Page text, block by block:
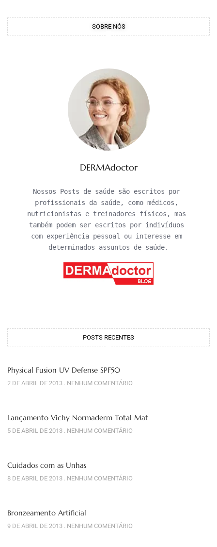
SOBRE NÓS
DERMAdoctor
Nossos Posts de saúde são escritos por
profissionais da saúde, como médicos,
nutricionistas e treinadores físicos, mas
também podem ser escritos por indivíduos
com experiência pessoal ou interesse em
determinados assuntos de saúde.
POSTS RECENTES
Physical Fusion UV Defense SPF50
2 DE ABRIL DE 2013 NENHUM COMENTÁRIO
Lançamento Vichy Normaderm Total Mat
5 DE ABRIL DE 2013 NENHUM COMENTÁRIO
Cuidados com as Unhas
8 DE ABRIL DE 2013 NENHUM COMENTÁRIO
Bronzeamento Artificial
9 DE ABRIL DE 2013 NENHUM COMENTÁRIO